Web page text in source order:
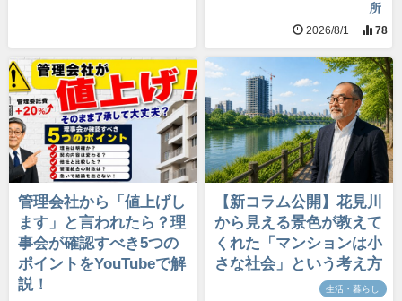
所
2026/8/1 78
管理会社から「値上げし
ます」と言われたら？理
事会が確認すべき5つの
ポイントをYouTubeで解
説！
【新コラム公開】花見川
から見える景色が教えて
くれた「マンションは小
さな社会」という考え方
生活・暮らし